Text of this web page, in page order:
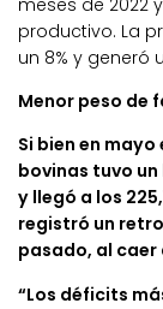
meses de 2022
productivo. La
un 8% y generó
Menor peso de
Si bien en
bovinas tuvo
y llegó a los
registró un
pasado, al caer
“Los déficits